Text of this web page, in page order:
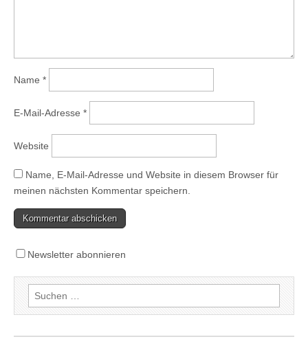
Name *
E-Mail-Adresse *
Website
Name, E-Mail-Adresse und Website in diesem Browser für
meinen nächsten Kommentar speichern.
Newsletter abonnieren
Suchen
nach: